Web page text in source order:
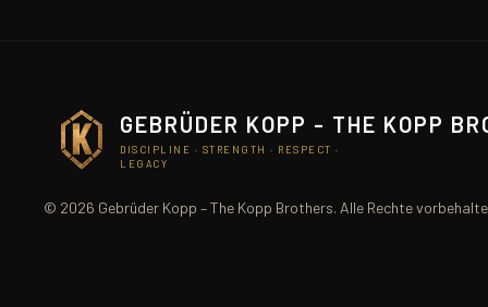
GEBRÜDER KOPP - THE KOPP
DISCIPLINE · STRENGTH · RESPECT ·
LEGACY
© 2026 Gebrüder Kopp – The Kopp Brothers. Alle Rechte